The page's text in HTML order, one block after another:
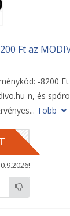
Ft az
-8200
n, és
Több